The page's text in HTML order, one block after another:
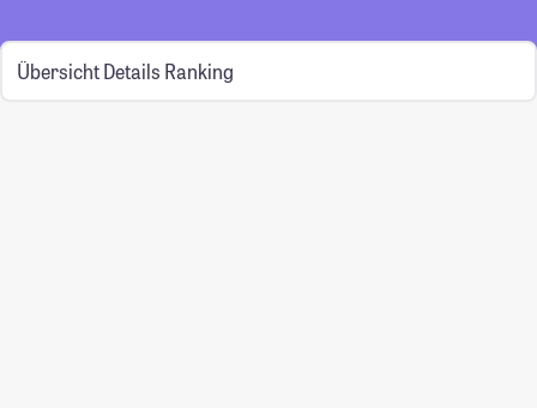
Übersicht Details Ranking